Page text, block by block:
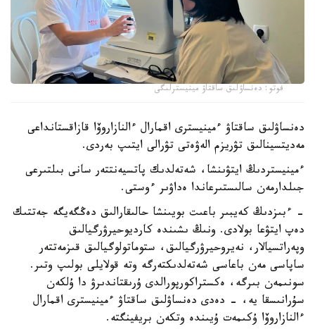
فوتو: دەنساۋلىق ساقتاۋ مينيسترلىگى
دەنساۋلىق ساقتاۋ ءمينيسترى اقمارال ءالنازاروۆا قازاقستانداعى
مەديتسينالىق تۋريزم الەۋەتى تۋرالى ايتىپ بەردى.
ءمينيستردىڭ ايتۋىنشا، شەتەلدىك پاتسيەنتتەر سانى بىلتىرعى
جىلدارمەن سالىستىرعاندا ەداۋىر ءوستى.
- ءبىزدىڭ كەيبىر باعىت بويىنشا حالىقارالىق دەڭگەيگە جەتتىك
دەپ ايتۋعا بولادى. ونىڭ ىشىندە كارديوحيرۋرگيالىق
وپەراتسيالار، نەيروحيرۋرگيالىق، ستوماتولوگيالىق قىزمەتتەر
ساپاسى مەن باعاسى شەتەلدىكتەرگە وتە قولايلى بولىپ وتىر.
سونىمەن بىرگە، ەكستراكورپورالدى ۇرىقتاندىرۋ دا ۇلكەن
سۇرانىسقا يە، - دەدى دەنساۋلىق ساقتاۋ ءمينيسترى اقمارال
ءالنازاروۆا ۇكىمەت ۇيىندە وتكەن بريفينگتە.